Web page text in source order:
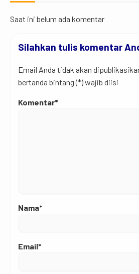
Saat ini belum ada komentar
Silahkan tulis komentar
Email Anda tidak akan
bertanda bintang (*) wajib diisi
Komentar*
Nama*
Email*